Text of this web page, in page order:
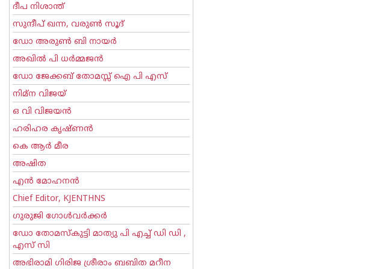
ദീപ നിശാന്ത്
സുന്ദീപ് ഖന്ന, വരുൺ സൂദ്
ഡോ അരുണ്‍ ബി നായര്‍
അഖില്‍ പി ധര്‍മ്മജന്‍
ഡോ ജേക്കബ് തോമസ്സ് ഐ പി എസ്
നിമ്ന വിജയ്
ഒ വി വിജയന്‍
ഹരിഹര കൃഷ്ണൻ
കെ ആര്‍ മീര
അഷിത
എന്‍ മോഹനന്‍
Chief Editor, KJENTHNS
ഗുരുജി ഗോള്‍‌വര്‍ക്കര്‍
ഡോ തോമസ്കുട്ടി മാത്യു പി എച്ച് ഡി ഡി ,
എസ് സി
അഭിരാമി ഗിരിജ ശ്രീരാം ബബിത മറീന